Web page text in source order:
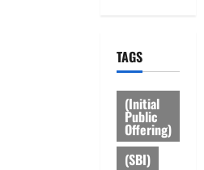
TAGS
(Initial
Public
Offering)
(SBI)